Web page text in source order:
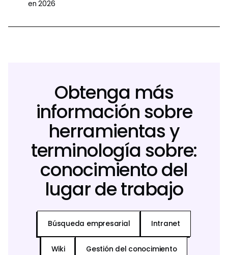
en 2026
Obtenga más
información sobre
herramientas y
terminología sobre:
conocimiento del
lugar de trabajo
Búsqueda empresarial Intranet
Wiki Gestión del conocimiento